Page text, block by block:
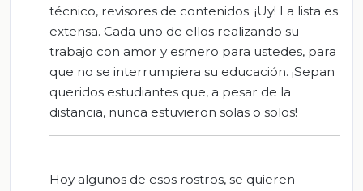
técnico, revisores de contenidos. ¡Uy! La lista es
extensa. Cada uno de ellos realizando su
trabajo con amor y esmero para ustedes, para
que no se interrumpiera su educación. ¡Sepan
queridos estudiantes que, a pesar de la
distancia, nunca estuvieron solas o solos!
Hoy algunos de esos rostros, se quieren